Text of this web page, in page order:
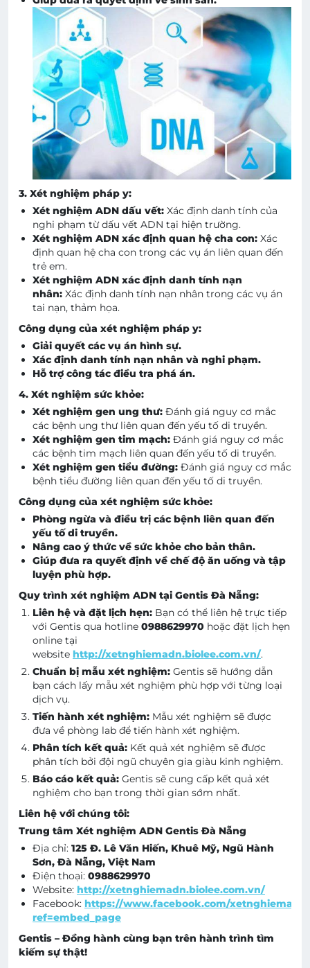
3. Xét nghiệm pháp y:
Xét nghiệm ADN dấu vết: Xác định danh tính của
nghi phạm từ dấu vết ADN tại hiện trường.
Xét nghiệm ADN xác định quan hệ cha con: Xác
định quan hệ cha con trong các vụ án liên quan đến
trẻ em.
Xét nghiệm ADN xác định danh tính nạn
nhân: Xác định danh tính nạn nhân trong các vụ án
tai nạn, thảm họa.
Công dụng của xét nghiệm pháp y:
Giải quyết các vụ án hình sự.
Xác định danh tính nạn nhân và nghi phạm.
Hỗ trợ công tác điều tra phá án.
4. Xét nghiệm sức khỏe:
Xét nghiệm gen ung thư: Đánh giá nguy cơ mắc
các bệnh ung thư liên quan đến yếu tố di truyền.
Xét nghiệm gen tim mạch: Đánh giá nguy cơ mắc
các bệnh tim mạch liên quan đến yếu tố di truyền.
Xét nghiệm gen tiểu đường: Đánh giá nguy cơ mắc
bệnh tiểu đường liên quan đến yếu tố di truyền.
Công dụng của xét nghiệm sức khỏe:
Phòng ngừa và điều trị các bệnh liên quan đến
yếu tố di truyền.
Nâng cao ý thức về sức khỏe cho bản thân.
Giúp đưa ra quyết định về chế độ ăn uống và tập
luyện phù hợp.
Quy trình xét nghiệm ADN tại Gentis Đà Nẵng:
Liên hệ và đặt lịch hẹn: Bạn có thể liên hệ trực tiếp
với Gentis qua hotline 0988629970 hoặc đặt lịch hẹn
online tại
website http://xetnghiemadn.biolee.com.vn/.
Chuẩn bị mẫu xét nghiệm: Gentis sẽ hướng dẫn
bạn cách lấy mẫu xét nghiệm phù hợp với từng loại
dịch vụ.
Tiến hành xét nghiệm: Mẫu xét nghiệm sẽ được
đưa về phòng lab để tiến hành xét nghiệm.
Phân tích kết quả: Kết quả xét nghiệm sẽ được
phân tích bởi đội ngũ chuyên gia giàu kinh nghiệm.
Báo cáo kết quả: Gentis sẽ cung cấp kết quả xét
nghiệm cho bạn trong thời gian sớm nhất.
Liên hệ với chúng tôi:
Trung tâm Xét nghiệm ADN Gentis Đà Nẵng
Địa chỉ: 125 Đ. Lê Văn Hiến, Khuê Mỹ, Ngũ Hành
Sơn, Đà Nẵng, Việt Nam
Điện thoại: 0988629970
Website: http://xetnghiemadn.biolee.com.vn/
Facebook: https://www.facebook.com/
ref=embed_page
Gentis – Đồng hành cùng bạn trên hành trình tìm
kiếm sự thật!